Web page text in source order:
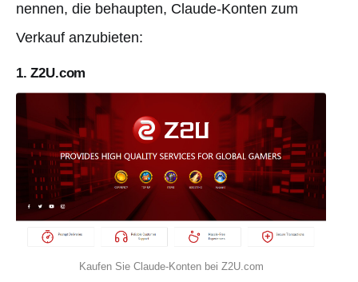
nennen, die behaupten, Claude-Konten zum
Verkauf anzubieten:
1. Z2U.com
Kaufen Sie Claude-Konten bei Z2U.com